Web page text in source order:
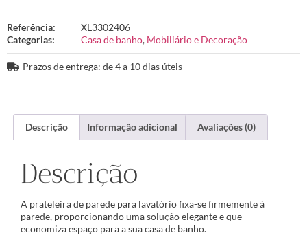
Referência:
XL3302406
Categorias:
Casa de banho, Mobiliário e Decoração
Prazos de entrega: de 4 a 10 dias úteis
Descrição Informação adicional Avaliações (0)
Descrição
A prateleira de parede para lavatório fixa-se firmemente à
parede, proporcionando uma solução elegante e que
economiza espaço para a sua casa de banho.